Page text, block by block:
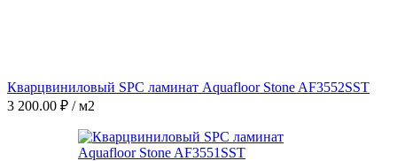
Кварцвиниловый SPC ламинат Aquafloor Stone AF3552SST
3 200.00 ₽ / м2